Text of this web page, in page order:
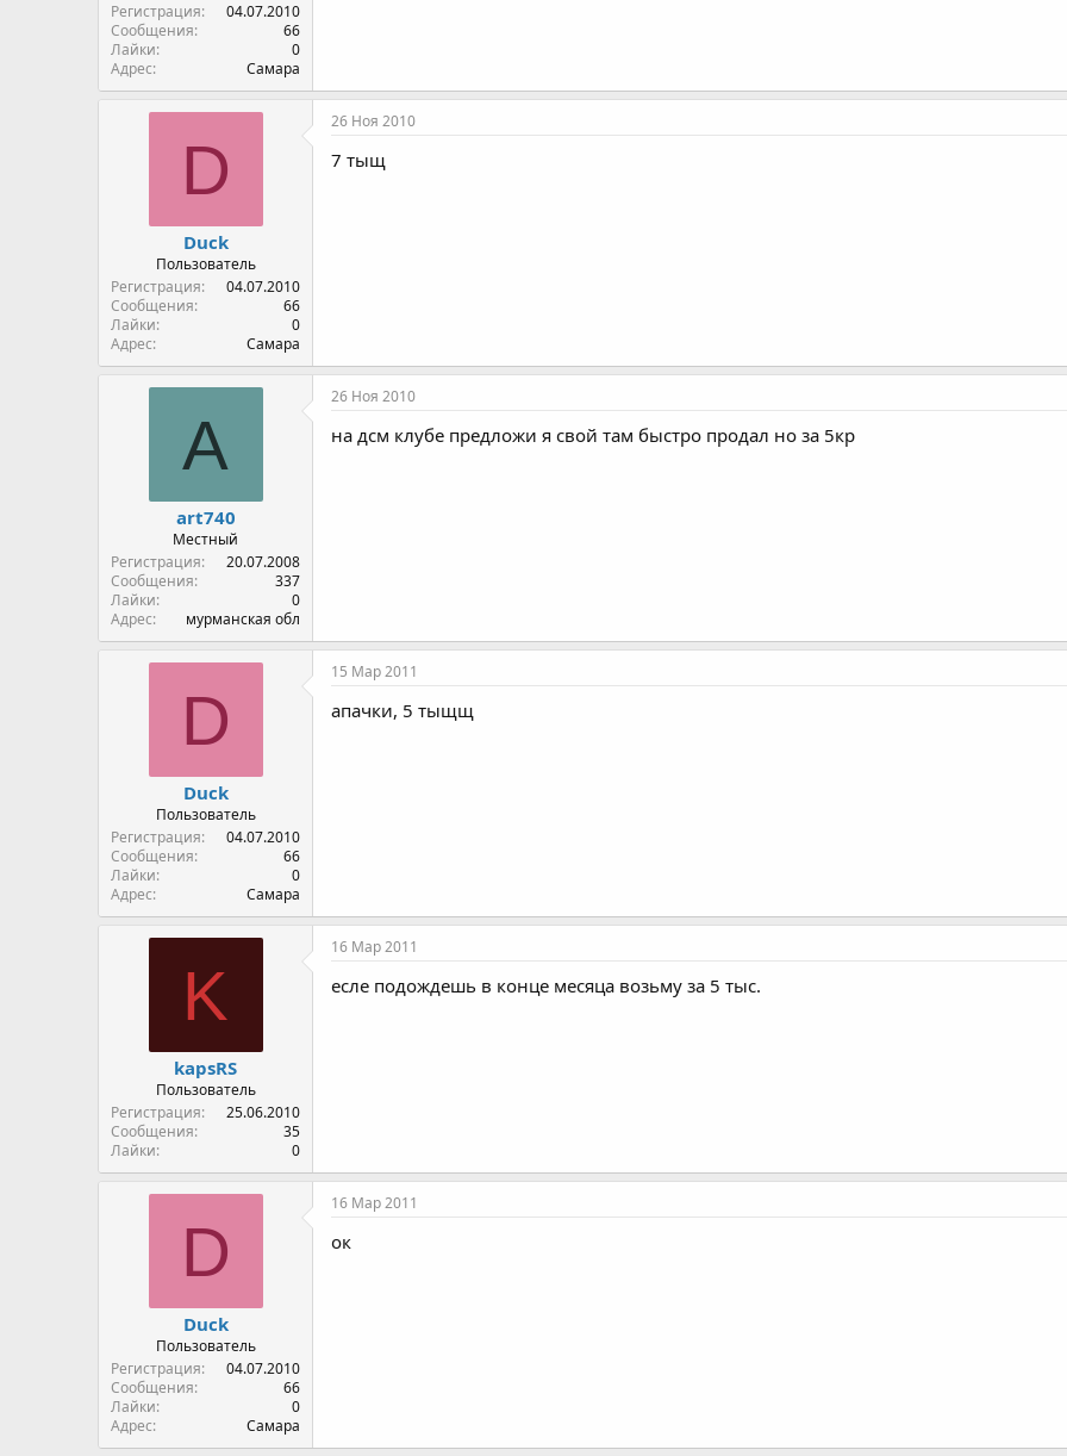
Регистрация
04.07.2010
Сообщения
66
Лайки
0
Адрес
Самара
D
Duck
Пользователь
Регистрация
04.07.2010
Сообщения
66
Лайки
0
Адрес
Самара
26 Ноя 2010
7 тыщ
A
art740
Местный
Регистрация
20.07.2008
Сообщения
337
Лайки
0
Адрес
мурманская обл
26 Ноя 2010
на дсм клубе предложи я свой там быстро продал но за 5кр
D
Duck
Пользователь
Регистрация
04.07.2010
Сообщения
66
Лайки
0
Адрес
Самара
15 Мар 2011
апачки, 5 тыщщ
K
kapsRS
Пользователь
Регистрация
25.06.2010
Сообщения
35
Лайки
0
16 Мар 2011
есле подождешь в конце месяца возьму за 5 тыс.
D
Duck
Пользователь
Регистрация
04.07.2010
Сообщения
66
Лайки
0
Адрес
Самара
16 Мар 2011
ок